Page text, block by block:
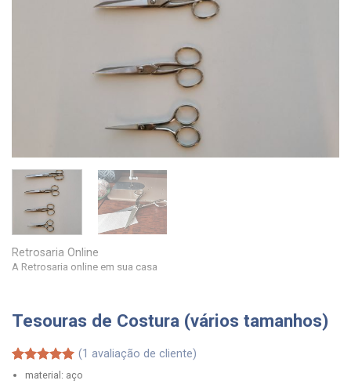
Retrosaria Online
A Retrosaria online em sua casa
Tesouras de Costura (vários tamanhos)
Classificado
1
(1 avaliação de cliente)
material: aço